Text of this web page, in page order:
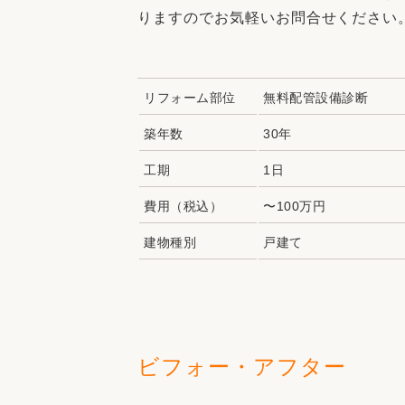
りますのでお気軽いお問合せください
リフォーム部位 無料配管設備診断
築年数 30年
工期 1日
費用（税込） 〜100万円
建物種別 戸建て
ビフォー・アフター